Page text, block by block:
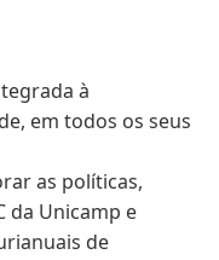
à
em todos os seus
as políticas,
da Unicamp e
de